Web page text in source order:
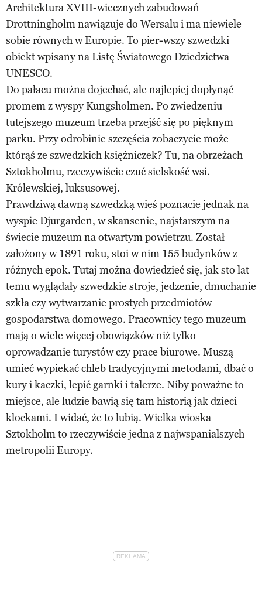
Architektura XVIII-wiecznych zabudowań
Drottningholm nawiązuje do Wersalu i ma niewiele
sobie równych w Europie. To pier-wszy szwedzki
obiekt wpisany na Listę Światowego Dziedzictwa
UNESCO.
Do pałacu można dojechać, ale najlepiej dopłynąć
promem z wyspy Kungsholmen. Po zwiedzeniu
tutejszego muzeum trzeba przejść się po pięknym
parku. Przy odrobinie szczęścia zobaczycie może
którąś ze szwedzkich księżniczek? Tu, na obrzeżach
Sztokholmu, rzeczywiście czuć sielskość wsi.
Królewskiej, luksusowej.
Prawdziwą dawną szwedzką wieś poznacie jednak na
wyspie Djurgarden, w skansenie, najstarszym na
świecie muzeum na otwartym powietrzu. Został
założony w 1891 roku, stoi w nim 155 budynków z
różnych epok. Tutaj można dowiedzieć się, jak sto lat
temu wyglądały szwedzkie stroje, jedzenie, dmuchanie
szkła czy wytwarzanie prostych przedmiotów
gospodarstwa domowego. Pracownicy tego muzeum
mają o wiele więcej obowiązków niż tylko
oprowadzanie turystów czy prace biurowe. Muszą
umieć wypiekać chleb tradycyjnymi metodami, dbać o
kury i kaczki, lepić garnki i talerze. Niby poważne to
miejsce, ale ludzie bawią się tam historią jak dzieci
klockami. I widać, że to lubią. Wielka wioska
Sztokholm to rzeczywiście jedna z najwspanialszych
metropolii Europy.